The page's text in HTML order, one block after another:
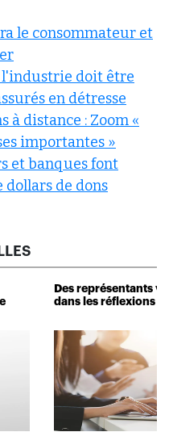
le consommateur et
l'industrie doit être
en détresse
à distance : Zoom «
importantes »
et banques font
de dons
Des représentants
dans les réflexions de